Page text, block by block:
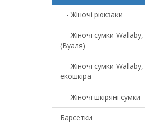
- Жіночі рюкзаки
- Жіночі сумки
(Вуаля)
- Жіночі сумки
екошкіра
- Жіночі шкіряні сумки
Барсетки